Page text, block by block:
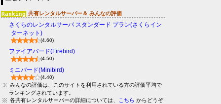
共有レンタルサーバー＆ みんなの評価
さくらのレンタルサーバ スタンダード プラン(さくらイン
ターネット)
(4.60)
ファイアバード(Firebird)
(4.50)
ミニバード(Minibird)
(4.40)
みんなの評価は、このサイトを利用されている方の評価平均で
ランキングされています。
各共有レンタルサーバーの詳細については、
こちら からどうぞ